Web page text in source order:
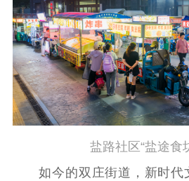
盐路社区“盐途食
如今的双庄街道，新时代